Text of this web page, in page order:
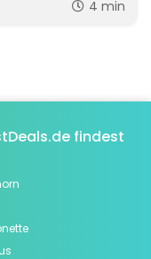
4 min
findest